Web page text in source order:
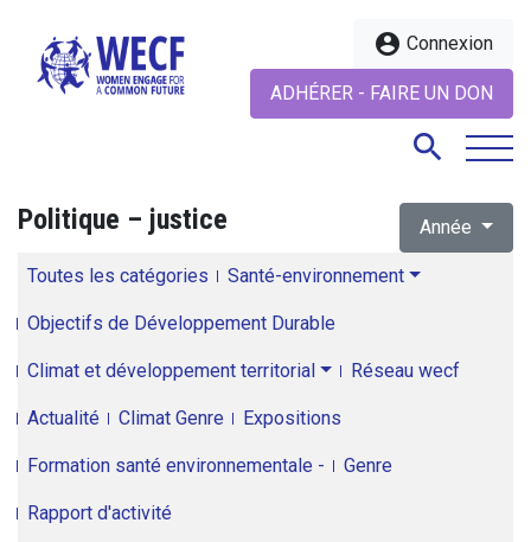
account_circle Connexion
ADHÉRER - FAIRE UN DON
search
Politique – justice Année
Toutes les catégories Santé-environnement
Objectifs de Développement Durable
Climat et développement territorial Réseau wecf
Actualité Climat Genre Expositions
Formation santé environnementale - Genre
Rapport d'activité